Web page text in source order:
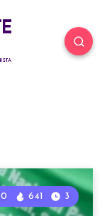
0 641 3